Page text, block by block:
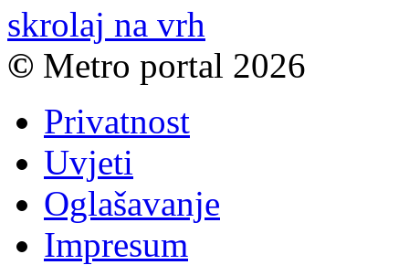
skrolaj na vrh
© Metro portal 2026
Privatnost
Uvjeti
Oglašavanje
Impresum